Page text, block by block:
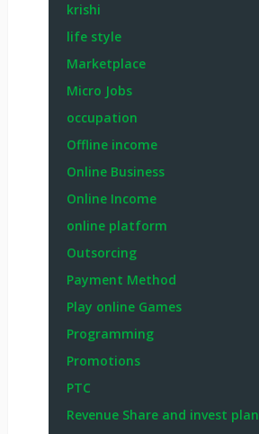
krishi
life style
Marketplace
Micro Jobs
occupation
Offline income
Online Business
Online Income
online platform
Outsorcing
Payment Method
Play online Games
Programming
Promotions
PTC
Revenue Share and invest plan